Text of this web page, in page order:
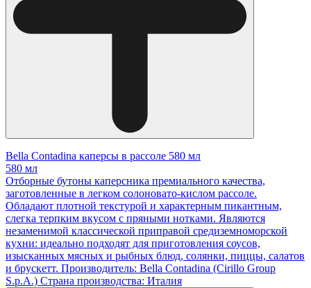
Bella Contadina каперсы в рассоле 580 мл
580 мл
Отборные бутоны каперсника премиального качества,
заготовленные в легком солоновато-кислом рассоле.
Обладают плотной текстурой и характерным пикантным,
слегка терпким вкусом с пряными нотками. Являются
незаменимой классической приправой средиземноморской
кухни: идеально подходят для приготовления соусов,
изысканных мясных и рыбных блюд, солянки, пиццы, салатов
и брускетт. Производитель: Bella Contadina (Cirillo Group
S.p.A.) Страна производства: Италия